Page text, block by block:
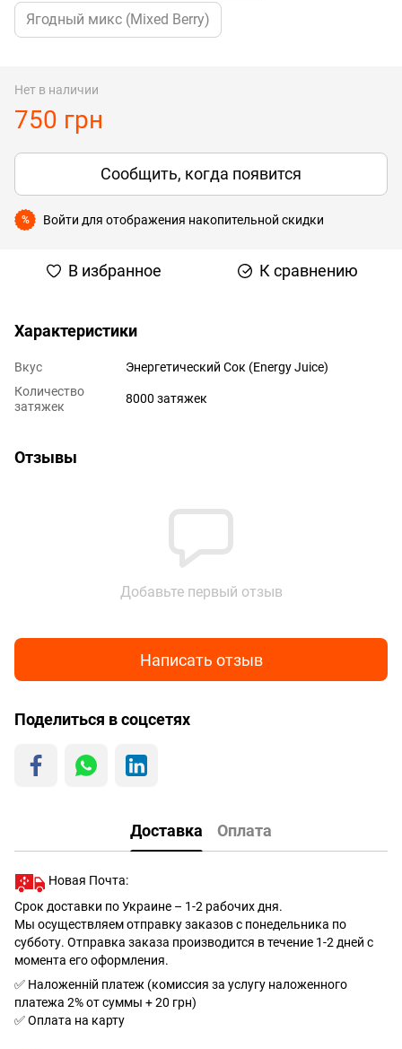
Ягодный микс (Mixed Berry)
Нет в наличии
750 грн
Сообщить, когда появится
% Войти для отображения накопительной скидки
В избранное К сравнению
Характеристики
Вкус
Энергетический Сок (Energy Juice)
Количество
затяжек
8000 затяжек
Отзывы
Добавьте первый отзыв
Написать отзыв
Поделиться в соцсетях
Доставка Оплата
Новая Почта:
Срок доставки по Украине – 1-2 рабочих дня.
Мы осуществляем отправку заказов с понедельника по
субботу. Отправка заказа производится в течение 1-2 дней с
момента его оформления.
✅ Наложенній платеж (комиссия за услугу наложенного
платежа 2% от суммы + 20 грн)
✅ Оплата на карту